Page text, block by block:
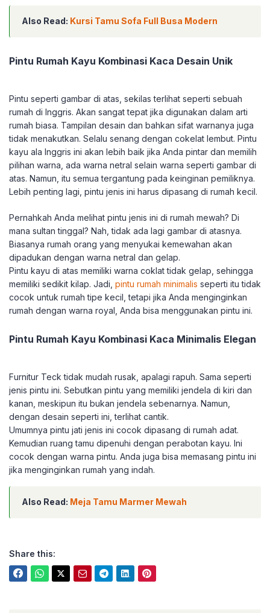
Also Read: Kursi Tamu Sofa Full Busa Modern
Pintu Rumah Kayu Kombinasi Kaca Desain Unik
Pintu seperti gambar di atas, sekilas terlihat seperti sebuah
rumah di Inggris. Akan sangat tepat jika digunakan dalam arti
rumah biasa. Tampilan desain dan bahkan sifat warnanya juga
tidak menakutkan. Selalu senang dengan cokelat lembut. Pintu
kayu ala Inggris ini akan lebih baik jika Anda pintar dan memilih
pilihan warna, ada warna netral selain warna seperti gambar di
atas. Namun, itu semua tergantung pada keinginan pemiliknya.
Lebih penting lagi, pintu jenis ini harus dipasang di rumah kecil.
Pernahkah Anda melihat pintu jenis ini di rumah mewah? Di
mana sultan tinggal? Nah, tidak ada lagi gambar di atasnya.
Biasanya rumah orang yang menyukai kemewahan akan
dipadukan dengan warna netral dan gelap.
Pintu kayu di atas memiliki warna coklat tidak gelap, sehingga
memiliki sedikit kilap. Jadi, pintu rumah minimalis seperti itu tidak
cocok untuk rumah tipe kecil, tetapi jika Anda menginginkan
rumah dengan warna royal, Anda bisa menggunakan pintu ini.
Pintu Rumah Kayu Kombinasi Kaca Minimalis Elegan
Furnitur Teck tidak mudah rusak, apalagi rapuh. Sama seperti
jenis pintu ini. Sebutkan pintu yang memiliki jendela di kiri dan
kanan, meskipun itu bukan jendela sebenarnya. Namun,
dengan desain seperti ini, terlihat cantik.
Umumnya pintu jati jenis ini cocok dipasang di rumah adat.
Kemudian ruang tamu dipenuhi dengan perabotan kayu. Ini
cocok dengan warna pintu. Anda juga bisa memasang pintu ini
jika menginginkan rumah yang indah.
Also Read: Meja Tamu Marmer Mewah
Share this: